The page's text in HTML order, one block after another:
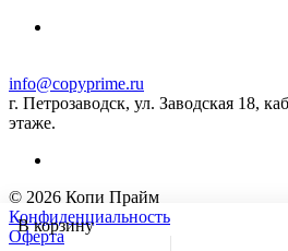
В корзину
info@copyprime.ru
г. Петрозаводск, ул. Заводская 18,
этаже.
© 2026 Копи Прайм
Конфиденциальность
Оферта